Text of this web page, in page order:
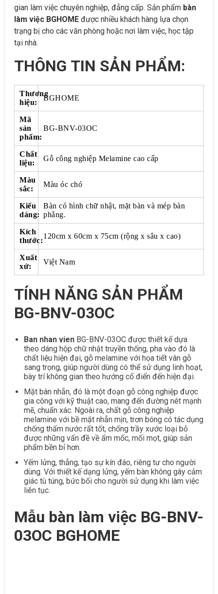
gian làm việc chuyên nghiệp, đẳng cấp. Sản phẩm bàn
làm việc BGHOME được nhiều khách hàng lựa chọn
trạng bị cho các văn phòng hoặc nơi làm việc, học tập
tại nhà.
THÔNG TIN SẢN PHẨM:
Thương
hiệu:
BGHOME
Mã
sản
phẩm:
BG-BNV-03OC
Chất
liệu:
Gỗ công nghiệp Melamine cao cấp
Màu
sắc:
Màu óc chó
Kiểu
dáng:
Bàn có hình chữ nhật, mặt bàn và mép bàn
phẳng.
Kích
thước:
120cm x 60cm x 75cm (rộng x sâu x cao)
Xuất
xứ:
Việt Nam
TÍNH NĂNG SẢN PHẨM
BG-BNV-03OC
Ban nhan vien BG-BNV-03OC được thiết kế dựa
theo dáng hộp chữ nhật truyền thống, pha vào đó là
chất liệu hiện đại, gỗ melamine với họa tiết vân gỗ
sang trọng, giúp người dùng có thể sử dụng linh hoạt,
bày trí không gian theo hướng cổ điển đến hiện đại.
Mặt bàn nhẵn, đó là một đoạn gỗ công nghiệp được
gia công với kỹ thuật cao, mang đến đường nét mạnh
mẽ, chuẩn xác. Ngoài ra, chất gỗ công nghiệp
melamine với bề mặt nhẵn mịn, trơn bóng có tác dụng
chống thấm nước rất tốt, chống trầy xước loại bỏ
được những vấn đề về ẩm mốc, mối mọt, giúp sản
phẩm bền bỉ hơn.
Yếm lửng, thẳng, tạo sự kín đáo, riêng tư cho người
dùng. Với thiết kế dạng lửng, yếm bàn không gây cảm
giác tù túng, bức bối cho người sử dụng khi làm việc
liên tục.
Mẫu bàn làm việc BG-BNV-
03OC BGHOME